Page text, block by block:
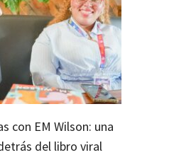
con EM Wilson: una
del libro viral